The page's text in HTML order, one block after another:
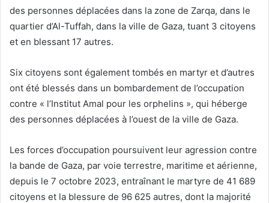
des personnes déplacées dans la zone de Zarqa, dans le
quartier d’Al-Tuffah, dans la ville de Gaza, tuant 3 citoyens
et en blessant 17 autres.
Six citoyens sont également tombés en martyr et d’autres
ont été blessés dans un bombardement de l’occupation
contre « l’Institut Amal pour les orphelins », qui héberge
des personnes déplacées à l’ouest de la ville de Gaza.
Les forces d’occupation poursuivent leur agression contre
la bande de Gaza, par voie terrestre, maritime et aérienne,
depuis le 7 octobre 2023, entraînant le martyre de 41 689
citoyens et la blessure de 96 625 autres, dont la majorité